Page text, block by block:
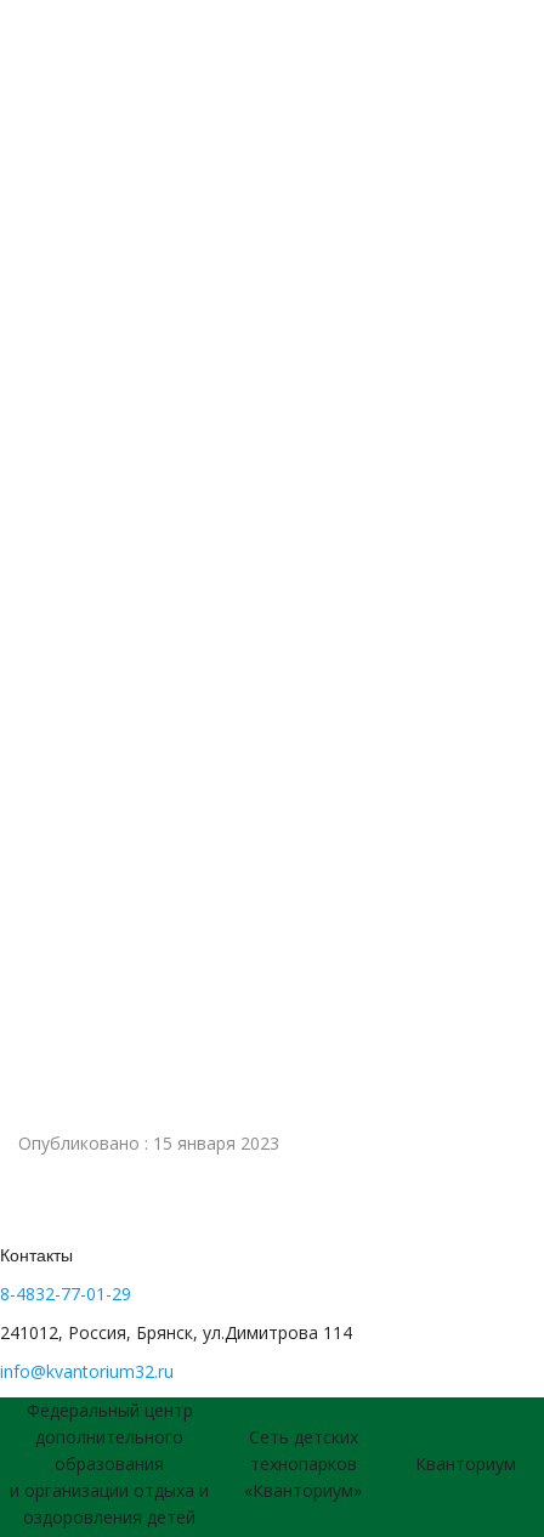
Опубликовано : 15 января 2023
Контакты
8-4832-77-01-29
241012, Россия, Брянск, ул.Димитрова 114
info@kvantorium32.ru
Федеральный центр
дополнительного
образования
и организации отдыха и
оздоровления детей
Сеть детских
технопарков
«Кванториум»
Кванториум